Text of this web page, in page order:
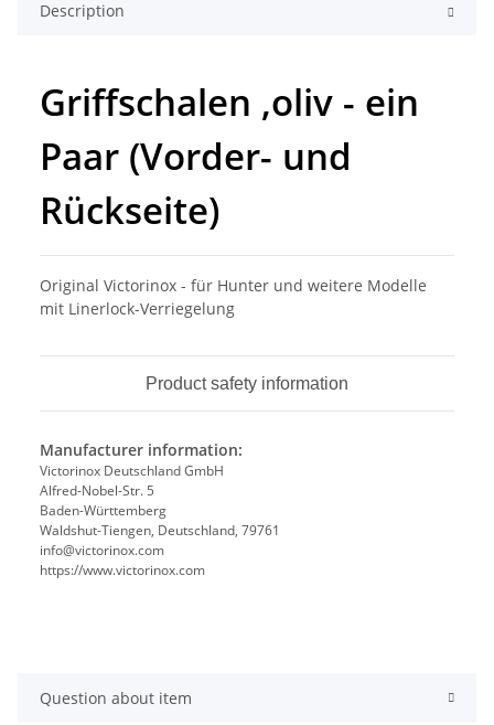
Description
Griffschalen ,oliv - ein
Paar (Vorder- und
Rückseite)
Original Victorinox - für Hunter und weitere Modelle
mit Linerlock-Verriegelung
Product safety information
Manufacturer information:
Victorinox Deutschland GmbH
Alfred-Nobel-Str. 5
Baden-Württemberg
Waldshut-Tiengen, Deutschland, 79761
info@victorinox.com
https://www.victorinox.com
Question about item